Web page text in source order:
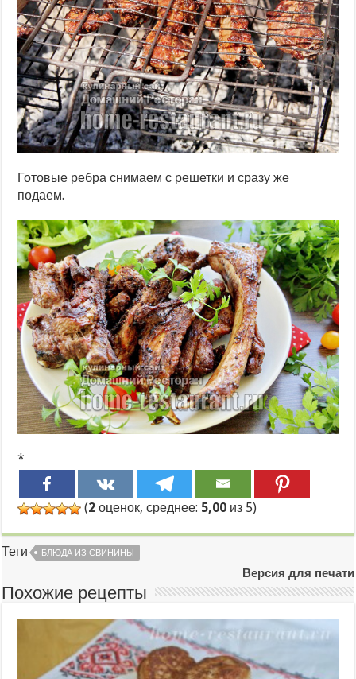
Готовые ребра снимаем с решетки и сразу же
подаем.
*
(2 оценок, среднее: 5,00 из 5)
Теги БЛЮДА ИЗ СВИНИНЫ
Версия для печати
Похожие рецепты